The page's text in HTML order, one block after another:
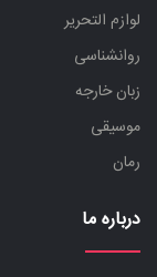
لوازم التحریر
روانشناسی
زبان خارجه
موسیقی
رمان
درباره ما